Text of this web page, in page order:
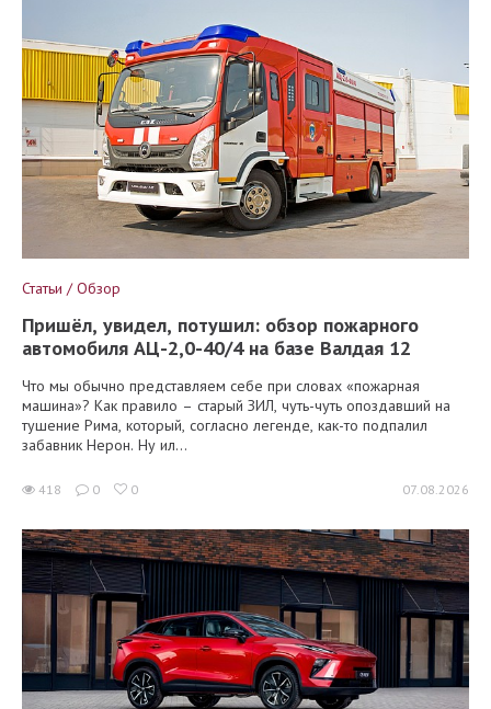
Статьи / Обзор
Пришёл, увидел, потушил: обзор пожарного
автомобиля АЦ-2,0-40/4 на базе Валдая 12
Что мы обычно представляем себе при словах «пожарная
машина»? Как правило – старый ЗИЛ, чуть-чуть опоздавший на
тушение Рима, который, согласно легенде, как-то подпалил
забавник Нерон. Ну ил...
418 0 0 07.08.2026